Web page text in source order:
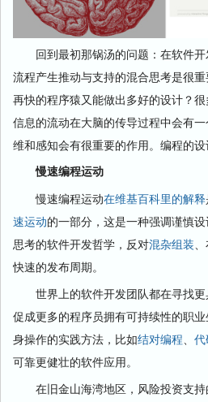
回到最初那锅汤的问题：在软件开
流程产生推动与支持的混合思考是很
再快的程序猿又能做出多好的设计？
信息的流动在大脑的传导过程中会有
维和感知会有很重要的作用。编程的设
慢速编程运动
慢速编程运动在维基百科里的解释
速运动的一部分，这是一种强调谨慎
思考的软件开发哲学，反对混杂组装
快速的发布周期。
世界上的软件开发团队都在寻找更
促成更多的程序员拥有可持续性的职
身操作的实践方法，比如结对编程、
可靠更健壮的软件应用。
在旧金山海湾地区，风险投资支持